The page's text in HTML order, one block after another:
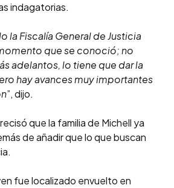
indagatorias.
la Fiscalía General de Justicia
que se conoció; no
adelantos, lo tiene que dar la
hay avances muy importantes
”, dijo.
que la familia de Michell ya
de añadir que lo que buscan
fue localizado envuelto en